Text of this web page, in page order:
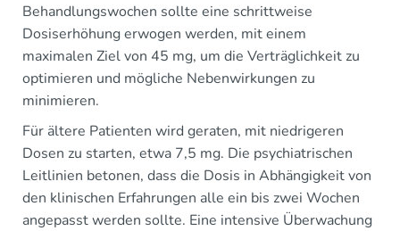
Behandlungswochen sollte eine schrittweise
Dosiserhöhung erwogen werden, mit einem
maximalen Ziel von 45 mg, um die Verträglichkeit zu
optimieren und mögliche Nebenwirkungen zu
minimieren.
Für ältere Patienten wird geraten, mit niedrigeren
Dosen zu starten, etwa 7,5 mg. Die psychiatrischen
Leitlinien betonen, dass die Dosis in Abhängigkeit von
den klinischen Erfahrungen alle ein bis zwei Wochen
angepasst werden sollte. Eine intensive Überwachung